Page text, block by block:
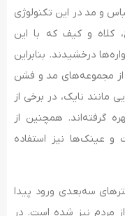
و مد در این تکنولوژی
کلاه و کیف که با این
درخشیدند. بنابراین
از مجموعه‌های مد و فشن
مانند نایک، در برخی از
گرفته‌اند. همچنین از
و عینک‌ها نیز استفاده
سه‌بعدی ورود پیدا
مردم نیز شده است. در